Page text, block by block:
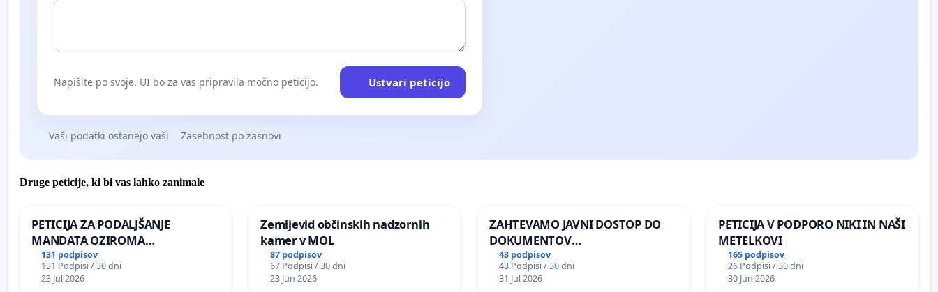
Napišite po svoje. UI bo za vas pripravila močno peticijo. Ustvari peticijo
Vaši podatki ostanejo vaši Zasebnost po zasnovi
Druge peticije, ki bi vas lahko zanimale
PETICIJA ZA PODALJŠANJE
MANDATA OZIROMA
ČIMPREJŠNJO PONOVNO
NAPOTITEV GOSPODA BERNARDA
ŠRAJNERJA NA VELEPOSLANIŠTVO
131 podpisov
131 Podpisi / 30 dni
23 Jul 2026
Zemljevid občinskih nadzornih
kamer v MOL
87 podpisov
67 Podpisi / 30 dni
23 Jun 2026
ZAHTEVAMO JAVNI DOSTOP DO
DOKUMENTOV
PARLAMENTARNIH
PREISKOVALNIH KOMISIJ O
ILEGALNI TRGOVINI Z OROŽJEM
43 podpisov
43 Podpisi / 30 dni
31 Jul 2026
PETICIJA V PODPORO NIKI IN NAŠI
METELKOVI
165 podpisov
26 Podpisi / 30 dni
30 Jun 2026